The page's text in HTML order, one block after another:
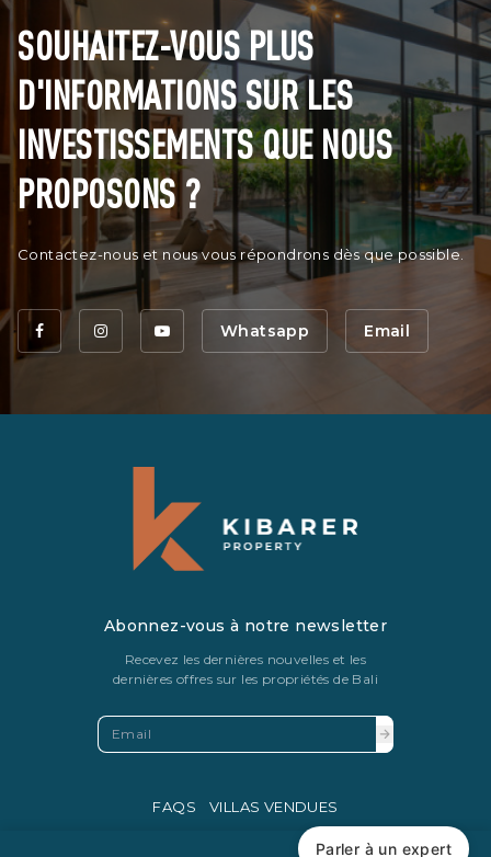
SOUHAITEZ-VOUS PLUS
D'INFORMATIONS SUR LES
INVESTISSEMENTS QUE NOUS
PROPOSONS ?
Contactez-nous et nous vous répondrons dès que possible.
Whatsapp Email
Abonnez-vous à notre newsletter
Recevez les dernières nouvelles et les
dernières offres sur les propriétés de Bali
FAQS
VILLAS VENDUES
PRIVACY POLICY Parler à un expert